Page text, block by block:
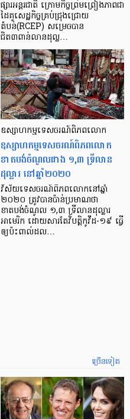
ផ្សារអន្តរជាតិ ក្រោមកិច្ចព្រមព្រៀងភាពជា
ដៃគូសេដ្ឋកិច្ចគ្រប់ជ្រុងជ្រោយ
តំបន់(RCEP) សម្រេចបាន
ជិត៣ពាន់លានដុល្ល…
ឧស្សាហកម្មទេសចរណ៍ពិភពលោក
ឧស្សាហកម្មទេសចរណ៍ពិភពលោក
ខាតបង់ចំណូលជាង ១,៣ ទ្រីលាន
ដុល្លារ នៅឆ្នាំ២០២០
វិស័យទេសចរណ៍ពិភពលោកនៅឆ្នាំ
២០២០ ត្រូវបានប៉ាន់ប្រមាណថា
ខាតបង់ចំណូល ១,៣ ទ្រីលានដុល្លារ
អាមេរិក ដោយសារតែវិបត្តិកូវីដ-១៩ ធ្វើ
ឲ្យប៉ះពាល់ដល…
ច្រើនទៀត